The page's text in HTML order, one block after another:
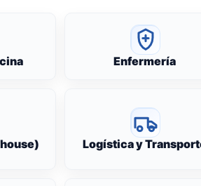
Enfermería
Logística y